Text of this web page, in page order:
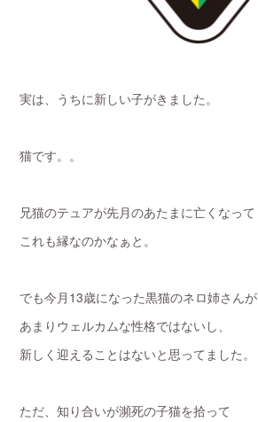
実は、うちに新しい子がきました。
猫です。。
兄猫のテュアが先月のあたまに亡くなって
これも縁なのかなぁと。
でも今月13歳になった黒猫のネロ姉さんが
あまりウェルカムな性格ではないし、
新しく迎えることはないと思ってました。
ただ、知り合いが瀕死の子猫を拾って